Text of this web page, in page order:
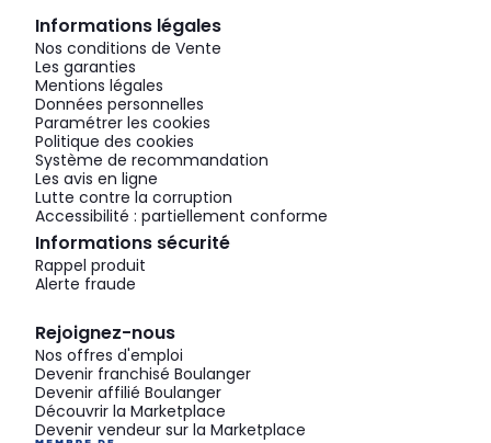
Informations légales
Nos conditions de Vente
Les garanties
Mentions légales
Données personnelles
Paramétrer les cookies
Politique des cookies
Système de recommandation
Les avis en ligne
Lutte contre la corruption
Accessibilité : partiellement conforme
Informations sécurité
Rappel produit
Alerte fraude
Rejoignez-nous
Nos offres d'emploi
Devenir franchisé Boulanger
Devenir affilié Boulanger
Découvrir la Marketplace
Devenir vendeur sur la Marketplace